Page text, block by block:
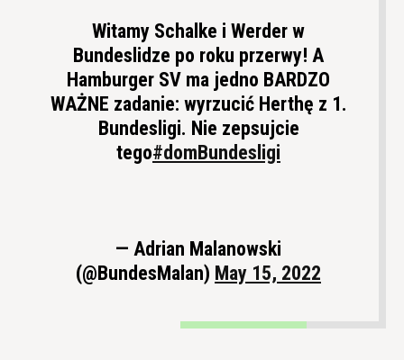
Witamy Schalke i Werder w
Bundeslidze po roku przerwy! A
Hamburger SV ma jedno BARDZO
WAŻNE zadanie: wyrzucić Herthę z 1.
Bundesligi. Nie zepsujcie
tego#domBundesligi
— Adrian Malanowski
(@BundesMalan) May 15, 2022